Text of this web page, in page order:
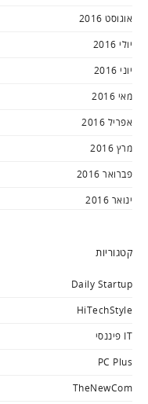
אוגוסט 2016
יולי 2016
יוני 2016
מאי 2016
אפריל 2016
מרץ 2016
פברואר 2016
ינואר 2016
קטגוריות
Daily Startup
HiTechStyle
IT פיננסי
PC Plus
TheNewCom